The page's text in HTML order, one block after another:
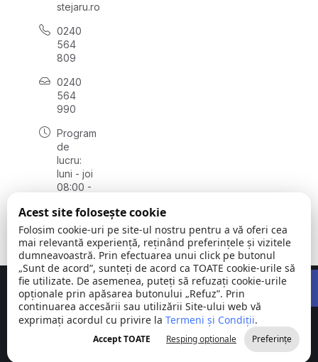
stejaru.ro
0240
564
809
0240
564
990
Program
de
lucru:
luni - joi
08:00 -
vineri
08:00 -
14:00
Comuna
Stejaru |
județul Tulcea
©
2026
Toate
drepturile
rezervate
Concept realizat deBig Media Relații Publice SRL
Acest site folosește cookie
Folosim cookie-uri pe site-ul nostru pentru a vă oferi cea
mai relevantă experiență, reținând preferințele și vizitele
dumneavoastră. Prin efectuarea unui click pe butonul
„Sunt de acord”, sunteți de acord ca TOATE cookie-urile să
fie utilizate. De asemenea, puteți să refuzați cookie-urile
opționale prin apăsarea butonului „Refuz”. Prin
continuarea accesării sau utilizării Site-ului web vă
exprimați acordul cu privire la Termeni și Condiții.
Accept TOATE Resping opționale Preferințe